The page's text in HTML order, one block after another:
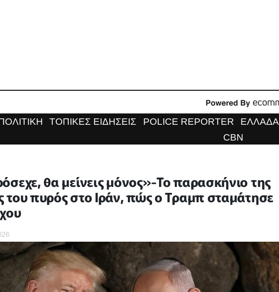
ΤΟΠΙΚΕΣ ΕΙΔΗΣΕΙΣ POLICE REPORTER ΕΛΛΑΔΑ
CBN
θα μείνεις μόνος»-Το παρασκήνιο της
του πυρός στο Ιράν, πώς ο Τραμπ σταμάτησε